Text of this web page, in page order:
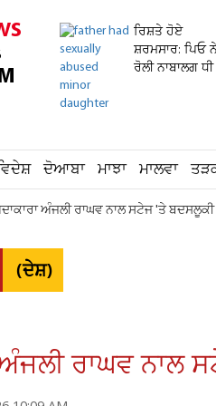
ਰਿਸ਼ਤੇ ਹੋਏ
ਸ਼ਰਮਸਾਰ: ਪਿਓ
ਰੋਲੀ ਨਾਬਾਲਗ ਧੀ
ਦੋਆਬਾ ਮਾਝਾ ਮਾਲਵਾ
ਅੰਜਲੀ ਰਾਘਵ ਨਾਲ ਸਟੇਜ 'ਤੇ
(ਦੇਸ਼)
ਰਾਘਵ